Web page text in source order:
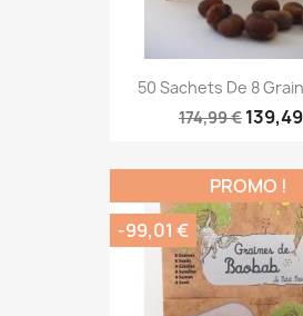
50 Sachets De 8
174,99 €
PROMO !
-99,01 €